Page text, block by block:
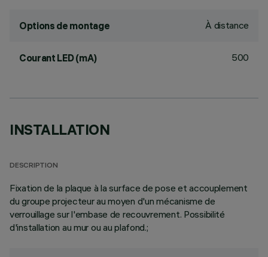
Options de montage À distance
Courant LED (mA) 500
INSTALLATION
DESCRIPTION
Fixation de la plaque à la surface de pose et accouplement
du groupe projecteur au moyen d'un mécanisme de
verrouillage sur l'embase de recouvrement. Possibilité
d'installation au mur ou au plafond.;